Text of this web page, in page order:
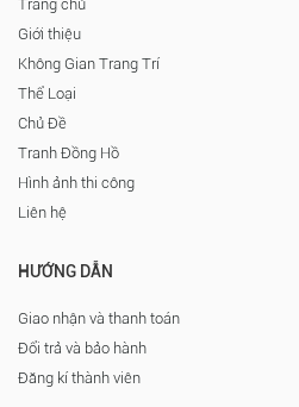
Trang chủ
Giới thiệu
Không Gian Trang Trí
Thể Loại
Chủ Đề
Tranh Đồng Hồ
Hình ảnh thi công
Liên hệ
HƯỚNG DẪN
Giao nhận và thanh toán
Đổi trả và bảo hành
Đăng kí thành viên